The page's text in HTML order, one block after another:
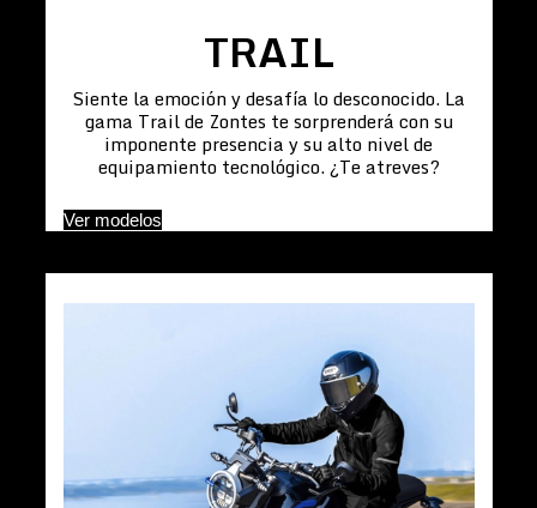
TRAIL
Siente la emoción y desafía lo desconocido. La
gama Trail de Zontes te sorprenderá con su
imponente presencia y su alto nivel de
equipamiento tecnológico. ¿Te atreves?
Ver modelos